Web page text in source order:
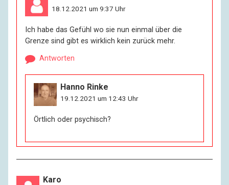
18.12.2021 um 9:37 Uhr
Ich habe das Gefühl wo sie nun einmal über die
Grenze sind gibt es wirklich kein zurück mehr.
Antworten
Hanno Rinke
19.12.2021 um 12:43 Uhr
Örtlich oder psychisch?
Karo